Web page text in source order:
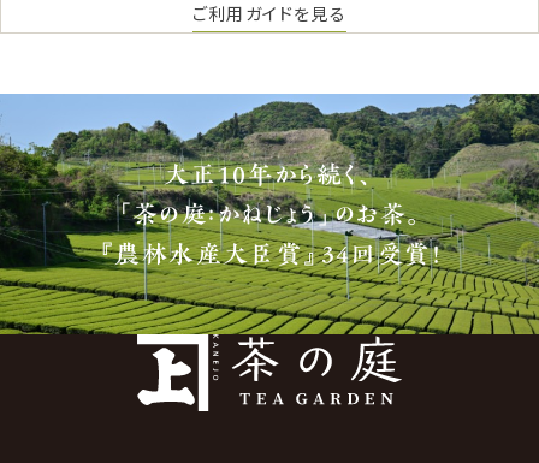
ご利用ガイドを見る
大正10年から続く、
「茶の庭：かねじょう」のお茶。
『農林水産大臣賞』34回受賞！